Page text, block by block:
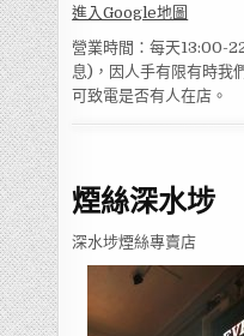
進入Google地圖
營業時間：每天13:00-
息)，因人手有限有時我
可致電是否有人在店。
煙絲深水埗
深水埗煙絲專賣店